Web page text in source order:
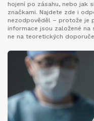
hojení po zásahu, nebo jak
značkami. Najdete zde i
nezodpověděl – protože je
informace jsou založené na
ne na teoretických